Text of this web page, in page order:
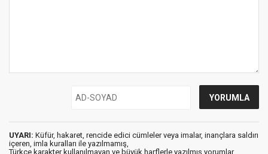
UYARI: Küfür, hakaret, rencide edici cümleler veya imalar, inançlara saldırı
içeren, imla kuralları ile yazılmamış,
Türkçe karakter kullanılmayan ve büyük harflerle yazılmış yorumlar